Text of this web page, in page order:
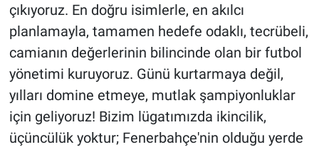
çıkıyoruz. En doğru isimlerle, en akılcı
planlamayla, tamamen hedefe odaklı, tecrübeli,
camianın değerlerinin bilincinde olan bir futbol
yönetimi kuruyoruz. Günü kurtarmaya değil,
yılları domine etmeye, mutlak şampiyonluklar
için geliyoruz! Bizim lügatımızda ikincilik,
üçüncülük yoktur; Fenerbahçe'nin olduğu yerde